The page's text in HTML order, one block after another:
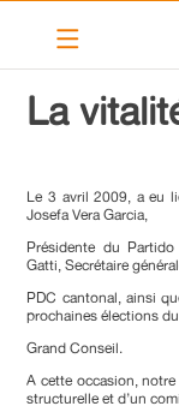
Le PDC Vernier
Calendrier
Contact
Liens
PDC cantonal
La
Le 3 avril 2009, a eu
Josefa Vera Garcia,
Présidente du
Gatti, Secrétaire
PDC cantonal, ainsi
prochaines élections du
Grand Conseil.
A cette occasion,
structurelle et d’un